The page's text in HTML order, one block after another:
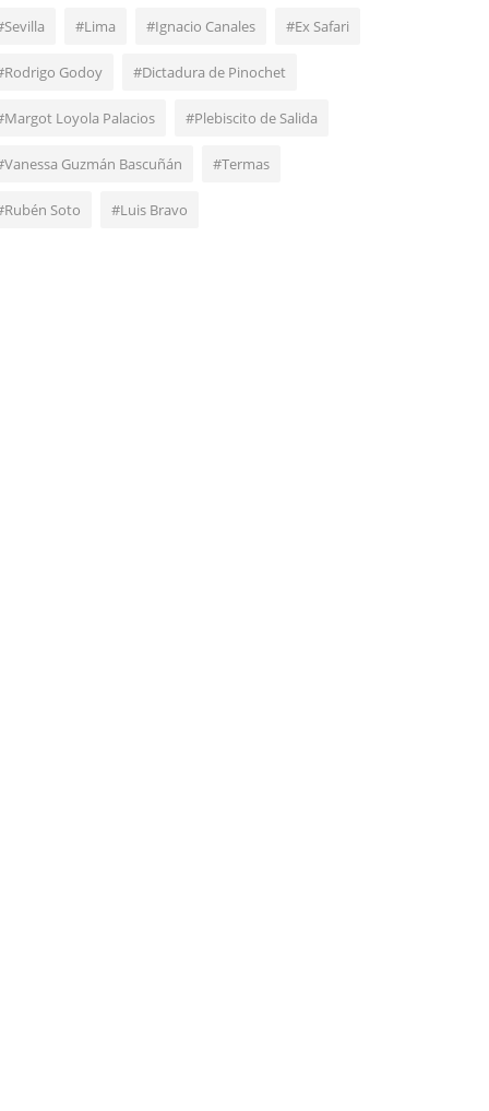
#Lima #Ignacio Canales #Ex Safari
Godoy #Dictadura de Pinochet
Loyola Palacios #Plebiscito de Salida
Guzmán Bascuñán #Termas
Soto #Luis Bravo